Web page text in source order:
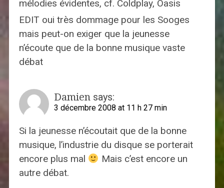
mélodies évidentes, cf. Coldplay, Oasis
EDIT oui très dommage pour les Sooges
mais peut-on exiger que la jeunesse
n’écoute que de la bonne musique vaste
débat
Damien says:
3 décembre 2008 at 11 h 27 min
Si la jeunesse n’écoutait que de la bonne
musique, l’industrie du disque se porterait
encore plus mal
Mais c’est encore un
autre débat.